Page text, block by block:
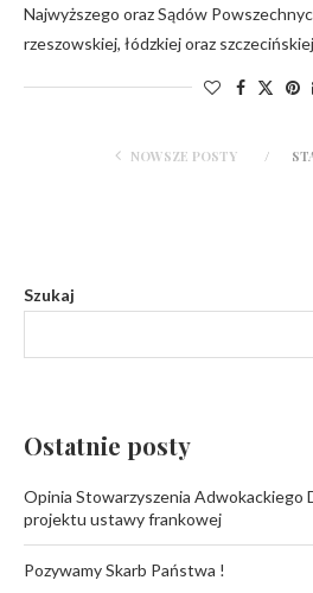
Najwyższego oraz Sądów
rzeszowskiej, łódzkiej oraz
NOWSZE POSTY
Szukaj
Ostatnie posty
Opinia Stowarzyszenia Adwokackiego
projektu ustawy frankowej
Pozywamy Skarb Państwa !